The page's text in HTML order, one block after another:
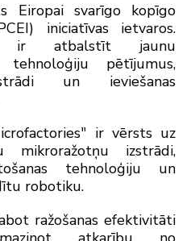
Eiropai svarīgo kopīgo
iniciatīvas ietvaros.
ir atbalstīt jaunu
pētījumus,
un ieviešanas
ir vērsts uz
mikroražotņu izstrādi,
tehnoloģiju un
robotiku.
ražošanas efektivitāti